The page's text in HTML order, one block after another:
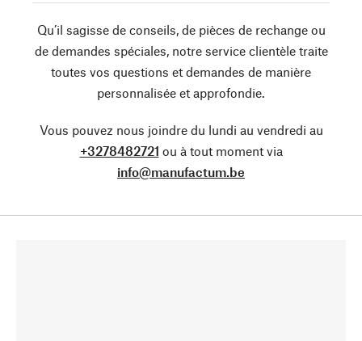
Qu’il sagisse de conseils, de pièces de rechange ou
de demandes spéciales, notre service clientèle traite
toutes vos questions et demandes de manière
personnalisée et approfondie.
Vous pouvez nous joindre du lundi au vendredi au
+3278482721 ou à tout moment via
info@manufactum.be